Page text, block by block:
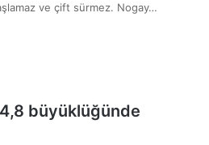
ve çift sürmez. Nogay…
4,8 büyüklüğünde